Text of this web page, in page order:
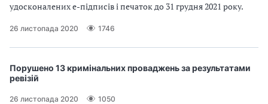
удосконалених е-підписів і печаток до 31 грудня 2021 року.
26 листопада 2020 1746
Порушено 13 кримінальних проваджень за результатами
ревізій
26 листопада 2020 1050